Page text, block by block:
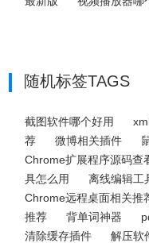
随机标签TAGS
截图软件哪个好用
荐
微博相关插件
Chrome扩展程序源码查
具怎么用
离线编辑工
Chrome远程桌面相关推
推荐
背单词神器
清除缓存插件
解压软